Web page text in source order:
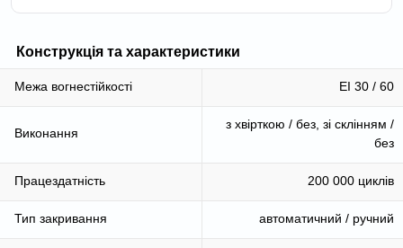
Конструкція та характеристики
Межа вогнестійкості EI 30 / 60
Виконання
з хвірткою / без, зі склінням /
без
Працездатність 200 000 циклів
Тип закривання автоматичний / ручний